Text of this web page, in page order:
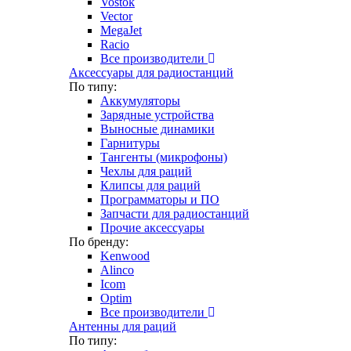
Vector
MegaJet
Racio
Все производители
Аксессуары для радиостанций
По типу:
Аккумуляторы
Зарядные устройства
Выносные динамики
Гарнитуры
Тангенты (микрофоны)
Чехлы для раций
Клипсы для раций
Программаторы и ПО
Запчасти для радиостанций
Прочие аксессуары
По бренду:
Kenwood
Alinco
Icom
Optim
Все производители
Антенны для раций
По типу: